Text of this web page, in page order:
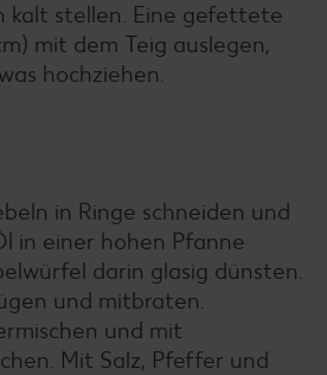
kalt stellen. Eine gefettete
mit dem Teig auslegen,
hochziehen.
in Ringe schneiden und
in einer hohen Pfanne
darin glasig dünsten.
und mitbraten.
und mit
Mit Salz, Pfeffer und